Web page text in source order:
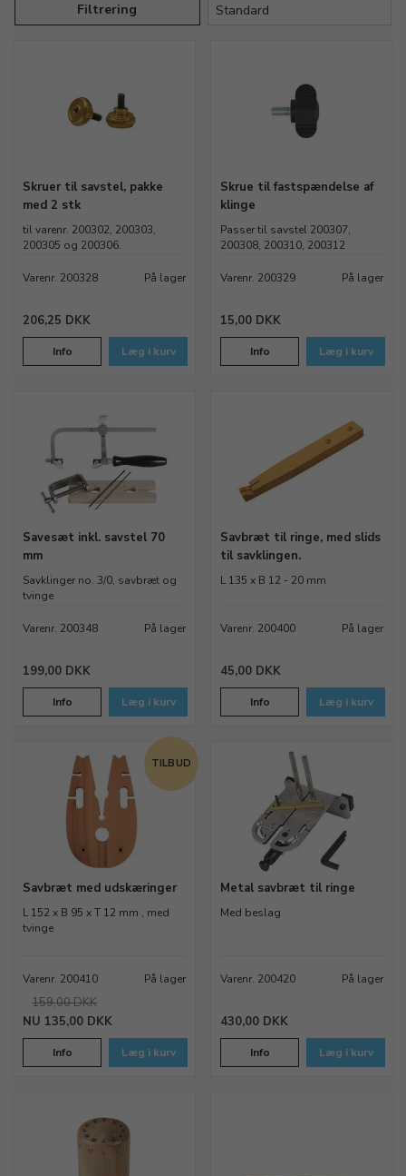
tvinger.Standardklingen for sølvarbejde er
Brug altid hele klingen med lange, hurtige strøg
uden at presse eller rive.
Filtrering
Skruer til savstel, pakke
med 2 stk
til varenr. 200302, 200303,
200305 og 200306.
Varenr. 200328 På lager
206,25 DKK
Info Læg i kurv
Skrue til fastspændelse af
klinge
Passer til savstel 200307,
200308, 200310, 200312
Varenr. 200329 På lager
15,00 DKK
Info Læg i kurv
Savesæt inkl. savstel 70
mm
Savklinger no. 3/0, savbræt og
tvinge
Varenr. 200348 På lager
199,00 DKK
Info Læg i kurv
Savbræt til ringe, med slids
til savklingen.
L 135 x B 12 - 20 mm
Varenr. 200400 På lager
45,00 DKK
Info Læg i kurv
TILBUD
Savbræt med udskæringer
L 152 x B 95 x T 12 mm , med
tvinge
Varenr. 200410 På lager
135,00 DKK
159,00 DKK
Info Læg i kurv
Metal savbræt til ringe
Med beslag
Varenr. 200420 På lager
430,00 DKK
Info Læg i kurv